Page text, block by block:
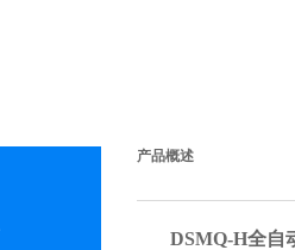
产品概述
DSMQ-H全自